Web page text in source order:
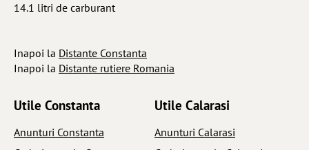
14.1 litri de carburant
Inapoi la Distante Constanta
Inapoi la Distante rutiere Romania
Utile Constanta
Anunturi Constanta
Utile Calarasi
Anunturi Calarasi